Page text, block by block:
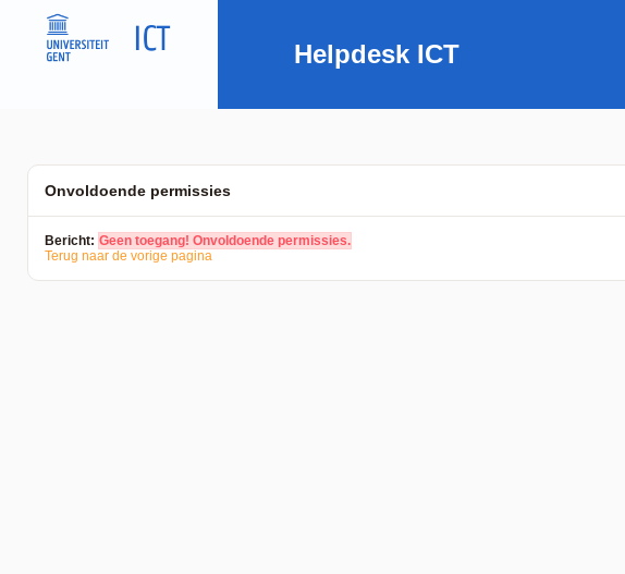
Helpdesk ICT
Onvoldoende permissies
Bericht: Geen toegang! Onvoldoende permissies.
Terug naar de vorige pagina